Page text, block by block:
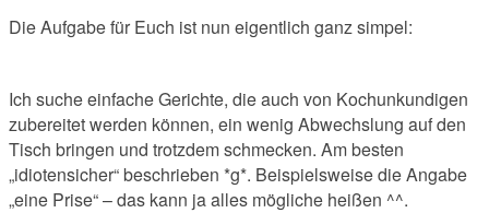
Die Aufgabe für Euch ist nun eigentlich ganz simpel:
Ich suche einfache Gerichte, die auch von Kochunkundigen
zubereitet werden können, ein wenig Abwechslung auf den
Tisch bringen und trotzdem schmecken. Am besten
„idiotensicher“ beschrieben *g*. Beispielsweise die Angabe
„eine Prise“ – das kann ja alles mögliche heißen ^^.